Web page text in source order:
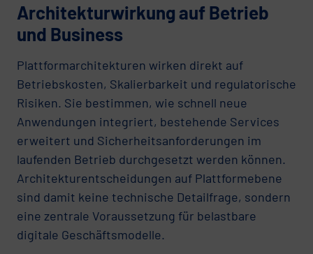
Architekturwirkung auf Betrieb
und Business
Plattformarchitekturen wirken direkt auf
Betriebskosten, Skalierbarkeit und regulatorische
Risiken. Sie bestimmen, wie schnell neue
Anwendungen integriert, bestehende Services
erweitert und Sicherheitsanforderungen im
laufenden Betrieb durchgesetzt werden können.
Architekturentscheidungen auf Plattformebene
sind damit keine technische Detailfrage, sondern
eine zentrale Voraussetzung für belastbare
digitale Geschäftsmodelle.